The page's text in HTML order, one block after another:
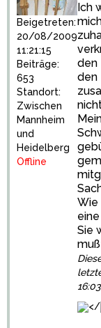
Beigetreten:
20/08/2009
11:21:15
Beiträge:
653
Standort:
Zwischen
Mannheim
und
Heidelberg
Offline
Ich
den
den
Wie
Sie
</